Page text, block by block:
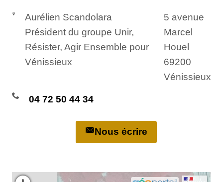
Aurélien Scandolara
Président du groupe Unir,
Résister, Agir Ensemble pour
Vénissieux
5 avenue
Marcel
Houel
69200
Vénissieux
04 72 50 44 34
Nous écrire